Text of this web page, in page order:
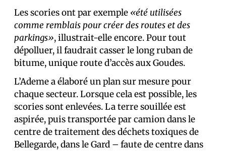
Les scories ont par exemple «été utilisées
comme remblais pour créer des routes et des
parkings», illustrait-elle encore. Pour tout
dépolluer, il faudrait casser le long ruban de
bitume, unique route d’accès aux Goudes.
L’Ademe a élaboré un plan sur mesure pour
chaque secteur. Lorsque cela est possible, les
scories sont enlevées. La terre souillée est
aspirée, puis transportée par camion dans le
centre de traitement des déchets toxiques de
Bellegarde, dans le Gard – faute de centre dans